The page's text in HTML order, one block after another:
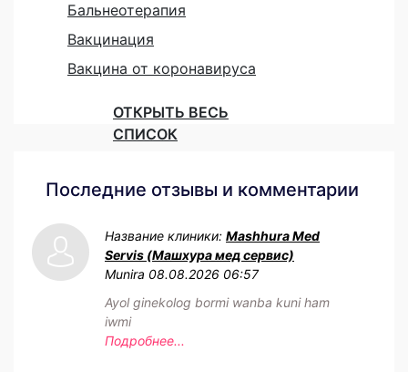
Бальнеотерапия
Вакцинация
Вакцина от коронавируса
ОТКРЫТЬ ВЕСЬ
СПИСОК
Последние отзывы и комментарии
Название клиники: Mashhura Med
Servis (Машхура мед сервис)
Munira 08.08.2026 06:57
Ayol ginekolog bormi wanba kuni ham
iwmi
Подробнее...